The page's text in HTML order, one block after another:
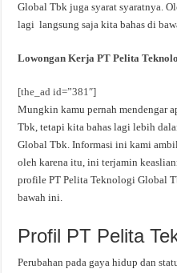
Global Tbk juga syarat syaratnya.
lagi langsung saja kita bahas di
Lowongan Kerja PT Pelita
[the_ad id=”381″]
Mungkin kamu pernah mendengar
Tbk, tetapi kita bahas lagi lebih
Global Tbk. Informasi ini kami
oleh karena itu, ini terjamin
profile PT Pelita Teknologi Global
bawah ini.
Profil PT Pelita
Perubahan pada gaya hidup dan